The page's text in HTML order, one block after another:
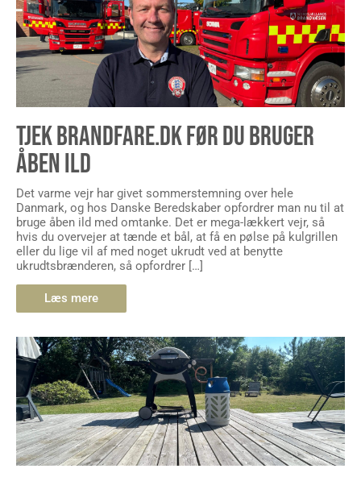
TJEK BRANDFARE.DK FØR DU BRUGER
ÅBEN ILD
Det varme vejr har givet sommerstemning over hele
Danmark, og hos Danske Beredskaber opfordrer man nu til at
bruge åben ild med omtanke. Det er mega-lækkert vejr, så
hvis du overvejer at tænde et bål, at få en pølse på kulgrillen
eller du lige vil af med noget ukrudt ved at benytte
ukrudtsbrænderen, så opfordrer […]
Læs mere